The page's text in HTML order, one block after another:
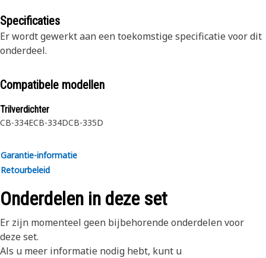
Specificaties
Er wordt gewerkt aan een toekomstige specificatie voor dit
onderdeel.
Compatibele modellen
Trilverdichter
CB-334ECB-334DCB-335D
Garantie-informatie
Retourbeleid
Onderdelen in deze set
Er zijn momenteel geen bijbehorende onderdelen voor
deze set.
Als u meer informatie nodig hebt, kunt u